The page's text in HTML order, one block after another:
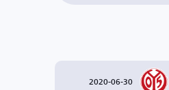
2020-06-30